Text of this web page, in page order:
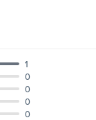
0
0
0
0
1